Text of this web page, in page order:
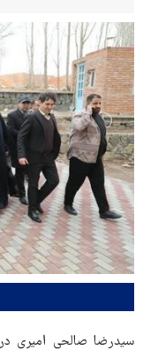
سیدرضا صالحی‌ امیری